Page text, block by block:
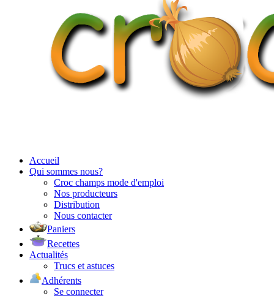
Accueil
Qui sommes nous?
Croc champs mode d'emploi
Nos producteurs
Distribution
Nous contacter
Paniers
Recettes
Actualités
Trucs et astuces
Adhérents
Se connecter